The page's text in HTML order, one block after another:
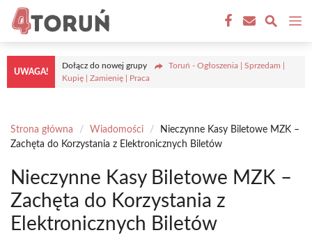
Przejdź
treści
UWAGA!
Dołącz do nowej grupy
Toruń - Ogłoszenia | Sprzedam |
Kupię | Zamienię | Praca
Strona główna / Wiadomości /
Nieczynne Kasy Biletowe MZK –
Zachęta do Korzystania z Elektronicznych Biletów
Nieczynne Kasy Biletowe MZK –
Zachęta do Korzystania z
Elektronicznych Biletów